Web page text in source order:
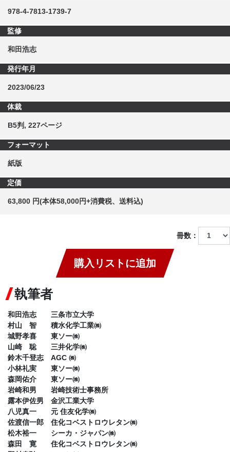
978-4-7813-1739-7
監修
和田浩志
発行年月
2023/06/23
体裁
B5判, 227ページ
フォーマット
紙版
定価
63,800 円(本体58,000円+消費税、送料込)
冊数：
購入リストに追加
執筆者
和田浩志 三条市立大学
村山 智 積水化学工業㈱
城野孝喜 東ソー㈱
山崎 聡 三井化学㈱
鈴木千登志 AGC ㈱
小林礼実 東ソー㈱
森岡佑介 東ソー㈱
岩崎和男 岩崎技術士事務所
露本伊佐男 金沢工業大学
八児真一 元 住友化学㈱
佐渡信一郎 住化コベストロウレタン㈱
松木裕一 シーカ・ジャパン㈱
森田 寛 住化コベストロウレタン㈱